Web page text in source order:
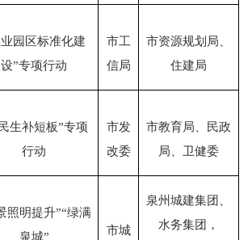
园区标准化建
设”专项行动
市工
信局
市资源规划局、
住建局
生补短板”专项
行动
市发
改委
市教育局、民政
局、卫健委
照明提升”“绿满
泉城”
市城
泉州城建集团、
水务集团，